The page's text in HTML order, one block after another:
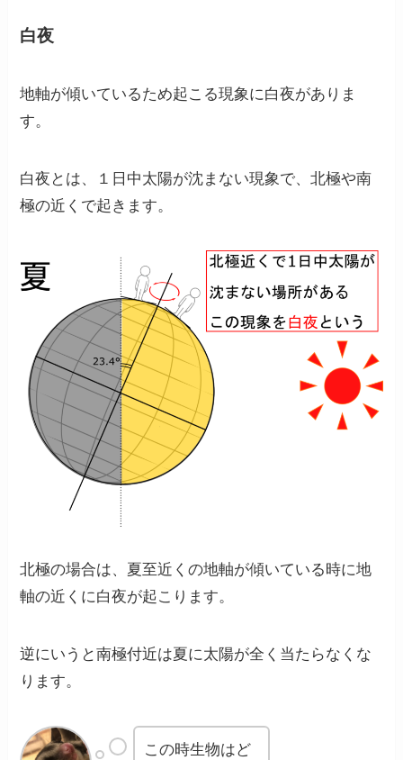
白夜
地軸が傾いているため起こる現象に白夜がありま
す。
白夜とは、１日中太陽が沈まない現象で、北極や南
極の近くで起きます。
北極の場合は、夏至近くの地軸が傾いている時に地
軸の近くに白夜が起こります。
逆にいうと南極付近は夏に太陽が全く当たらなくな
ります。
この時生物はど